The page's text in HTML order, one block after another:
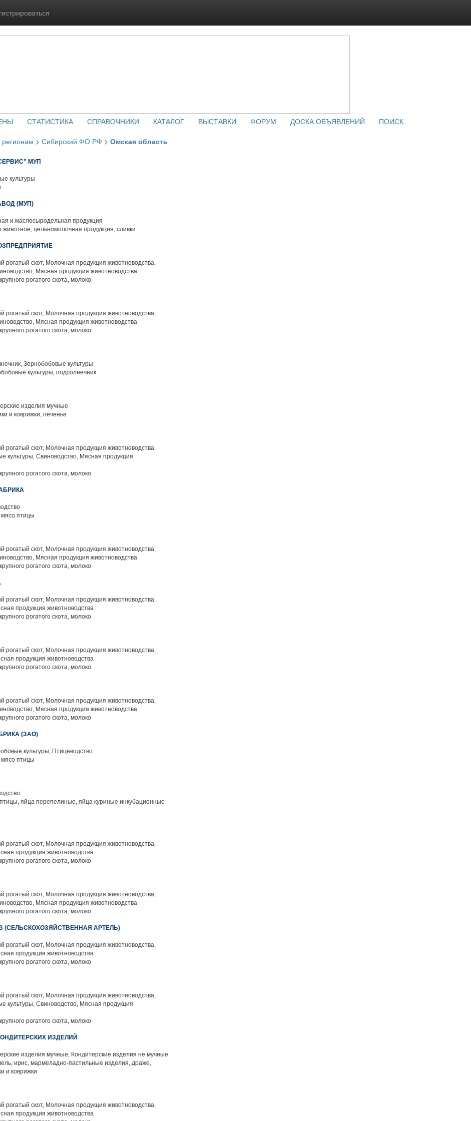
СТАТИСТИКА СПРАВОЧНИКИ КАТАЛОГ ВЫСТАВКИ ФОРУМ ДОСКА ОБЪЯВЛЕНИЙ
ПОИСК
регионам > Сибирский ФО РФ > Омская область
МУП
культуры
(МУП)
и маслосыродельная продукция
животное, цельномолочная продукция, сливки
рогатый скот, Молочная продукция животноводства,
Мясная продукция животноводства
рогатого скота, молоко
рогатый скот, Молочная продукция животноводства,
Мясная продукция животноводства
рогатого скота, молоко
Зернобобовые культуры
культуры, подсолнечник
изделия мучные
и коврижки, печенье
рогатый скот, Молочная продукция животноводства,
культуры, Свиноводство, Мясная продукция
рогатого скота, молоко
птицы
рогатый скот, Молочная продукция животноводства,
Мясная продукция животноводства
рогатого скота, молоко
рогатый скот, Молочная продукция животноводства,
продукция животноводства
рогатого скота, молоко
рогатый скот, Молочная продукция животноводства,
продукция животноводства
рогатого скота, молоко
рогатый скот, Молочная продукция животноводства,
Мясная продукция животноводства
рогатого скота, молоко
(ЗАО)
культуры, Птицеводство
птицы
яйца перепелиные, яйца куриные инкубационные
рогатый скот, Молочная продукция животноводства,
продукция животноводства
рогатого скота, молоко
рогатый скот, Молочная продукция животноводства,
Мясная продукция животноводства
рогатого скота, молоко
(СЕЛЬСКОХОЗЯЙСТВЕННАЯ АРТЕЛЬ)
рогатый скот, Молочная продукция животноводства,
продукция животноводства
рогатого скота, молоко
рогатый скот, Молочная продукция животноводства,
культуры, Свиноводство, Мясная продукция
рогатого скота, молоко
ИЗДЕЛИЙ
изделия мучные, Кондитерские изделия не мучные
ирис, мармеладно-пастильные изделия, драже,
и коврижки
рогатый скот, Молочная продукция животноводства,
продукция животноводства